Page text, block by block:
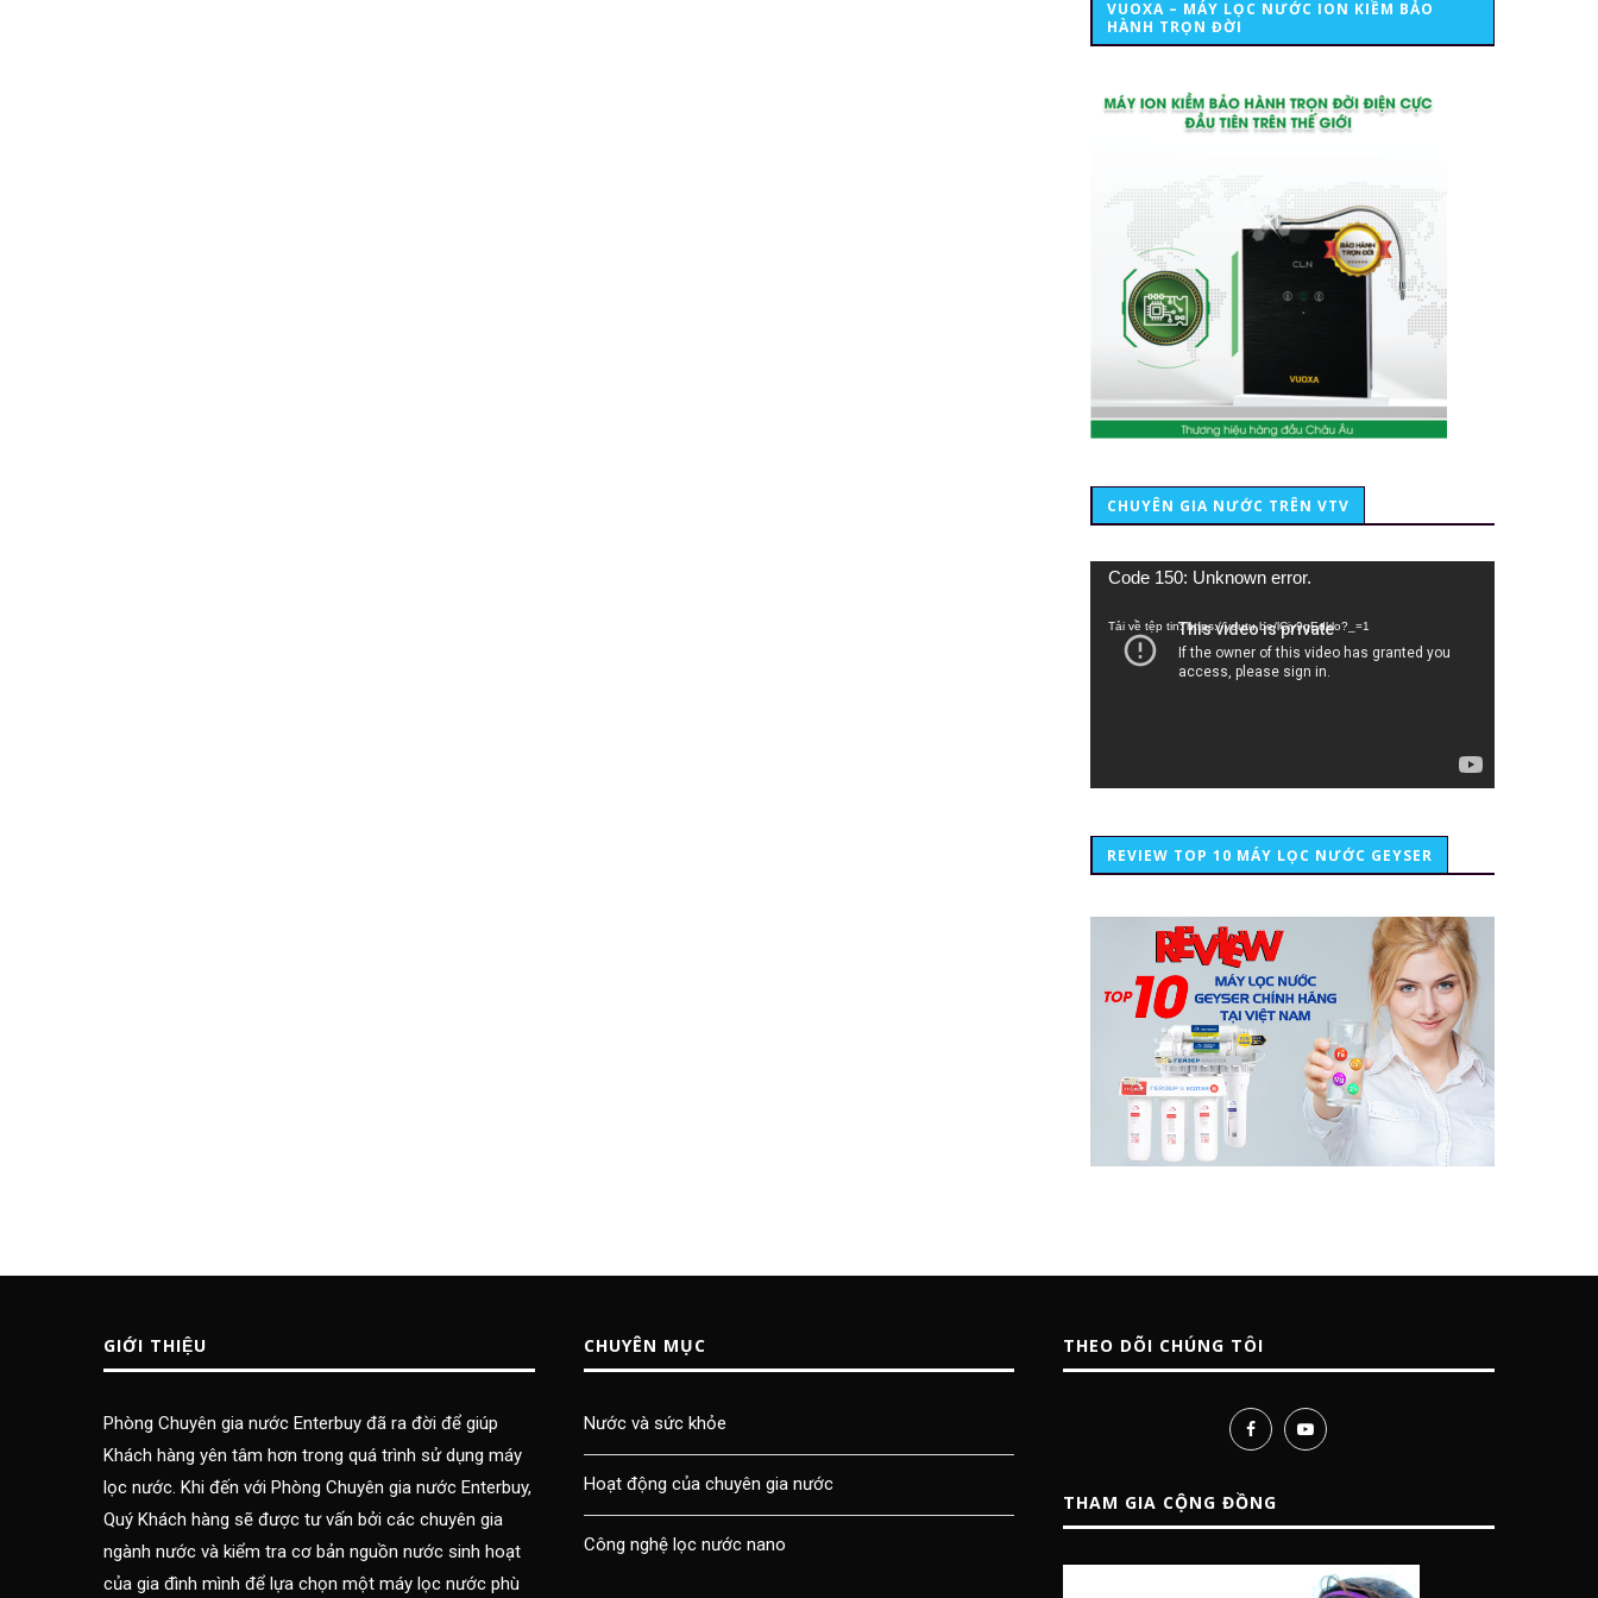
VUOXA – MÁY LỌC NƯỚC ION KIỀM BẢO
HÀNH TRỌN ĐỜI
CHUYÊN GIA NƯỚC TRÊN VTV
Trình
Code 150: Unknown error.
Tải về tệp tin: https://youtu.be/lCiy9qEdklo?_=1
REVIEW TOP 10 MÁY LỌC NƯỚC GEYSER
GIỚI THIỆU
Phòng Chuyên gia nước Enterbuy đã ra đời để giúp
Khách hàng yên tâm hơn trong quá trình sử dụng máy
lọc nước. Khi đến với Phòng Chuyên gia nước Enterbuy,
Quý Khách hàng sẽ được tư vấn bởi các chuyên gia
ngành nước và kiểm tra cơ bản nguồn nước sinh hoạt
của gia đình mình để lựa chọn một máy lọc nước phù
CHUYÊN MỤC
Nước và sức khỏe
Hoạt động của chuyên gia nước
Công nghệ lọc nước nano
THEO DÕI CHÚNG TÔI
THAM GIA CỘNG ĐỒNG